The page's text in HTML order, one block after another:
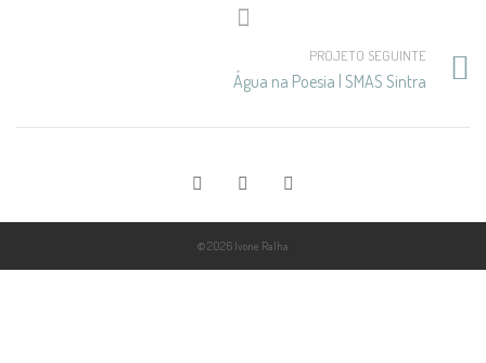
PROJETO SEGUINTE
Água na Poesia | SMAS Sintra
© 2026 Ivone Ralha